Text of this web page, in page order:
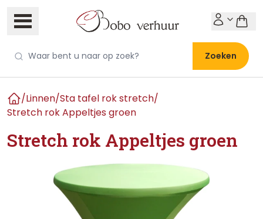
Zoeken
Home
/Linnen/Sta tafel rok stretch/
Stretch rok Appeltjes groen
Stretch rok Appeltjes groen